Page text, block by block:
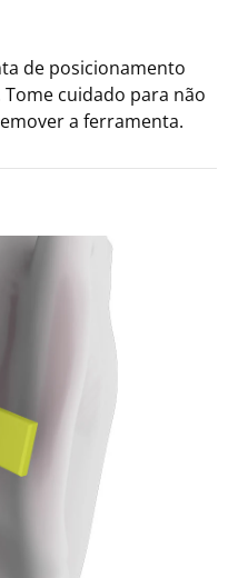
de posicionamento
cuidado para não
a ferramenta.